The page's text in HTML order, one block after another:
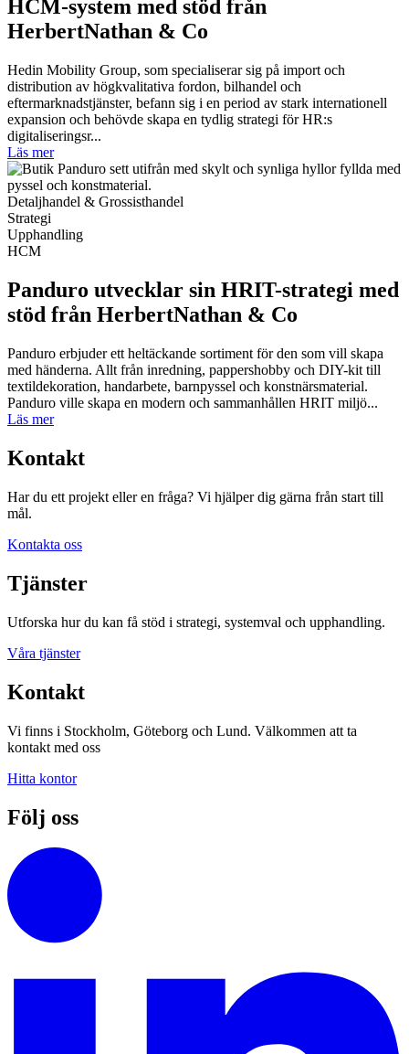
HCM-system med stöd från
HerbertNathan & Co
Hedin Mobility Group, som specialiserar sig på import och
distribution av högkvalitativa fordon, bilhandel och
eftermarknadstjänster, befann sig i en period av stark internationell
expansion och behövde skapa en tydlig strategi för HR:s
digitaliseringsr...
Läs mer
Detaljhandel & Grossisthandel
Strategi
Upphandling
HCM
Panduro utvecklar sin HRIT-strategi med
stöd från HerbertNathan & Co
Panduro erbjuder ett heltäckande sortiment för den som vill skapa
med händerna. Allt från inredning, pappershobby och DIY-kit till
textildekoration, handarbete, barnpyssel och konstnärsmaterial.
Panduro ville skapa en modern och sammanhållen HRIT miljö...
Läs mer
Kontakt
Har du ett projekt eller en fråga? Vi hjälper dig gärna från start till
mål.
Kontakta oss
Tjänster
Utforska hur du kan få stöd i strategi, systemval och upphandling.
Våra tjänster
Kontakt
Vi finns i Stockholm, Göteborg och Lund. Välkommen att ta
kontakt med oss
Hitta kontor
Följ oss